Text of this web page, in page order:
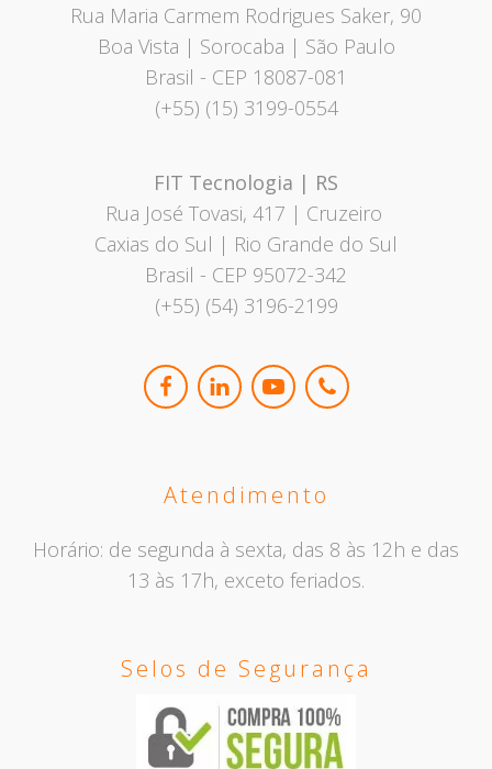
Rua Maria Carmem Rodrigues Saker, 90
Boa Vista | Sorocaba | São Paulo
Brasil - CEP 18087-081
(+55) (15) 3199-0554
FIT Tecnologia | RS
Rua José Tovasi, 417 | Cruzeiro
Caxias do Sul | Rio Grande do Sul
Brasil - CEP 95072-342
(+55) (54) 3196-2199
Atendimento
Horário: de segunda à sexta, das 8 às 12h e das
13 às 17h, exceto feriados.
Selos de Segurança